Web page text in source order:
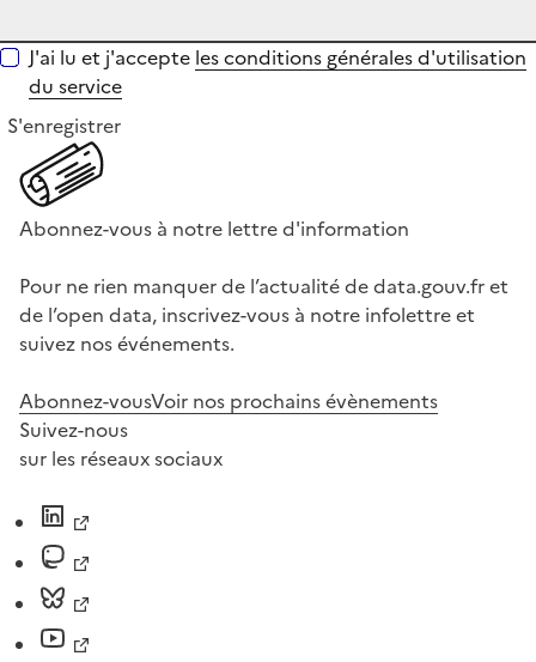
J'ai lu et j'accepte les conditions générales d'utilisation
du service
S'enregistrer
Abonnez-vous à notre lettre d'information
Pour ne rien manquer de l’actualité de data.gouv.fr et
de l’open data, inscrivez-vous à notre infolettre et
suivez nos événements.
Abonnez-vousVoir nos prochains évènements
Suivez-nous
sur les réseaux sociaux